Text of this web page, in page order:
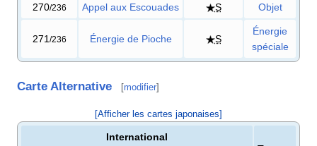
270/236 Appel aux Escouades S Objet
271 /236 Énergie de Pioche S
Énergie
spéciale
Carte Alternative [modifier]
[Afficher les cartes japonaises]
International